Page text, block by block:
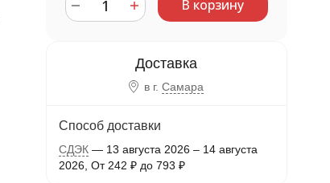
В корзину
в г. Самара
Способ доставки
СДЭК 13 августа 2026 – 14 августа
2026 От 242 ₽ до 793 ₽